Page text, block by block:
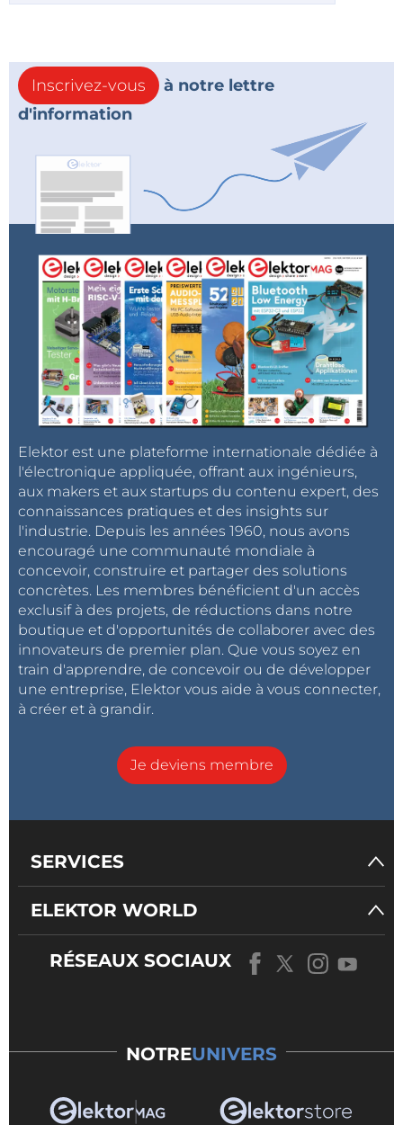
Inscrivez-vous
à notre lettre
d'information
Elektor est une plateforme internationale dédiée à
l'électronique appliquée, offrant aux ingénieurs,
aux makers et aux startups du contenu expert, des
connaissances pratiques et des insights sur
l'industrie. Depuis les années 1960, nous avons
encouragé une communauté mondiale à
concevoir, construire et partager des solutions
concrètes. Les membres bénéficient d'un accès
exclusif à des projets, de réductions dans notre
boutique et d'opportunités de collaborer avec des
innovateurs de premier plan. Que vous soyez en
train d'apprendre, de concevoir ou de développer
une entreprise, Elektor vous aide à vous connecter,
à créer et à grandir.
Je deviens membre
SERVICES
ELEKTOR WORLD
RÉSEAUX SOCIAUX
NOTREUNIVERS